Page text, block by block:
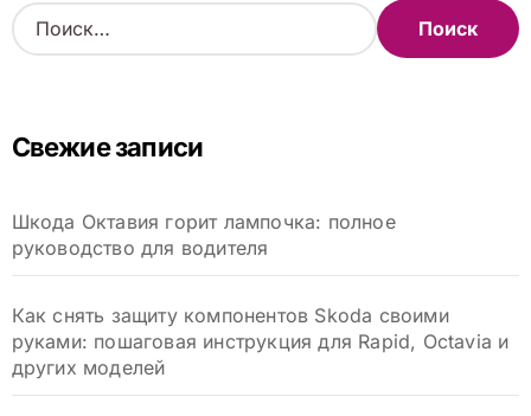
Н
а
:Свежие записи
Шкода Октавия горит лампочка: полное
руководство для водителя
Как снять защиту компонентов Skoda своими
руками: пошаговая инструкция для Rapid, Octavia и
других моделей